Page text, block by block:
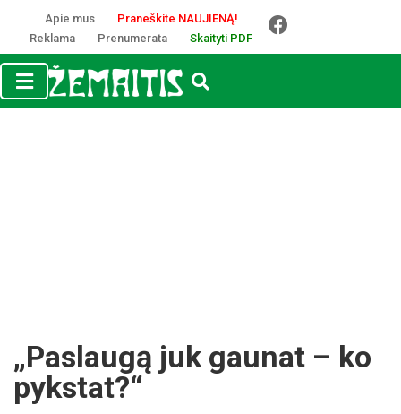
Apie mus
Praneškite NAUJIENĄ!
Reklama
Prenumerata Skaityti PDF
„Paslaugą juk gaunat – ko
pykstat?“